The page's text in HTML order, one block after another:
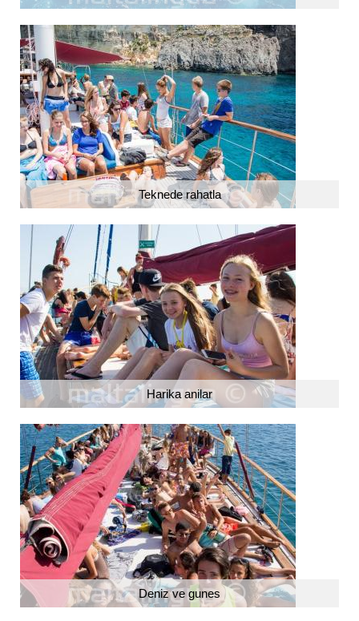
Teknede rahatla
Harika anilar
Deniz ve gunes